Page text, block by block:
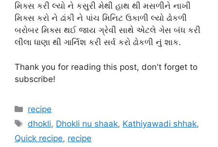
મિક્સ કરી લ્યો ને કસુરી મેથી હાથ થી મસળીને નાખી
મિક્સ કરો ને ઢાંકી ને પાંચ મિનિટ ઉકાળી લ્યો ઢોકળી
બરોબર મિક્સ થઈ જાય ગ્રેવી સાથે એટલે ગેસ બંધ કરી
લીલા ધાણા થી ગાર્નિશ કરી સર્વ કરો ઢોકળી નું શાક.
Thank you for reading this post, don't forget to
subscribe!
Categories
recipe
Tags
dhokli, Dhokli nu shaak, Kathiyawadi shhak,
Quick recipe, recipe